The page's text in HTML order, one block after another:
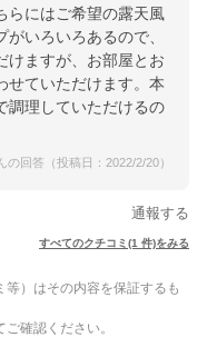
らにはご希望の露天風
いろいろあるので、
けますが、お部屋とお
せていただけます。本
調理していただけるの
の回答（投稿日：2022/2/20）
通報する
すべてのクチコミ(1 件)をみる
）はその内容を保証するも
確認ください。